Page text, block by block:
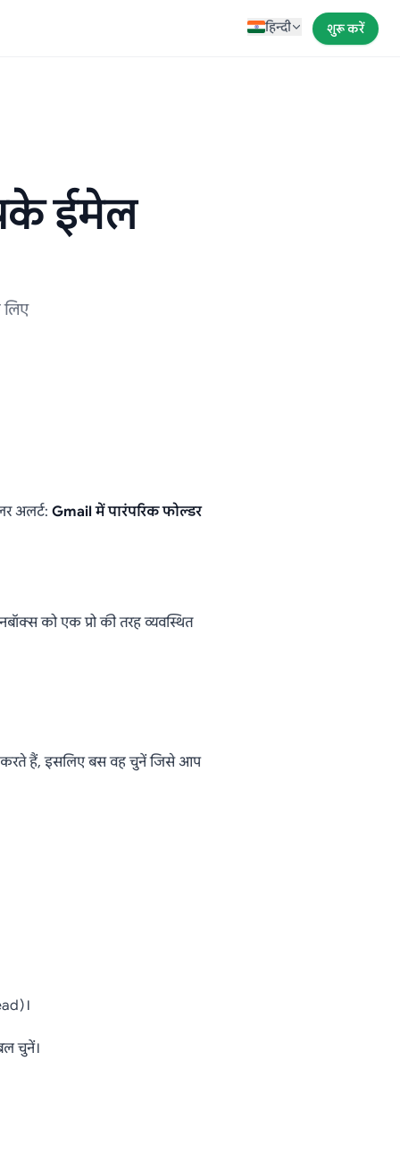
हिन्दी शुरू करें
ईमेल
आपके
अलर्ट: Gmail में पारंपरिक फोल्डर
को एक प्रो की तरह व्यवस्थित
करते हैं, इसलिए बस वह चुनें जिसे आप
चुनें।